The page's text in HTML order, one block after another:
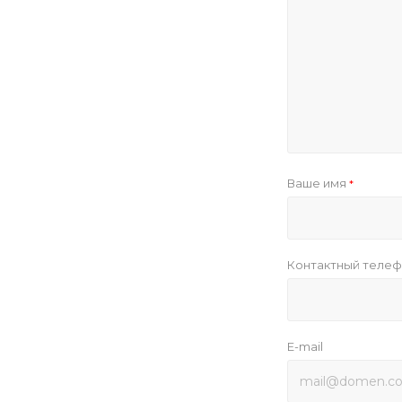
Ваше имя *
Контактный
E-mail